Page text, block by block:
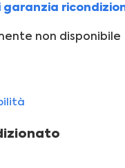
garanzia
non disponibile